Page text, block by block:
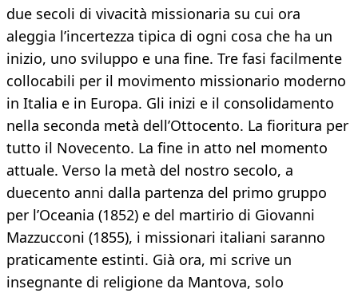
due secoli di vivacità missionaria su cui ora
aleggia l’incertezza tipica di ogni cosa che ha un
inizio, uno sviluppo e una fine. Tre fasi facilmente
collocabili per il movimento missionario moderno
in Italia e in Europa. Gli inizi e il consolidamento
nella seconda metà dell’Ottocento. La fioritura per
tutto il Novecento. La fine in atto nel momento
attuale. Verso la metà del nostro secolo, a
duecento anni dalla partenza del primo gruppo
per l’Oceania (1852) e del martirio di Giovanni
Mazzucconi (1855), i missionari italiani saranno
praticamente estinti. Già ora, mi scrive un
insegnante di religione da Mantova, solo